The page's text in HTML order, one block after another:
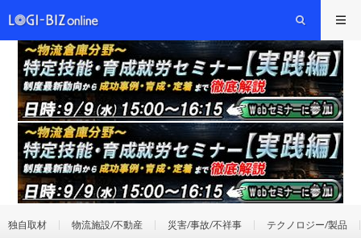
独自取材 物流施設/不動産 災害/事故/不祥事 テクノロジー/製品